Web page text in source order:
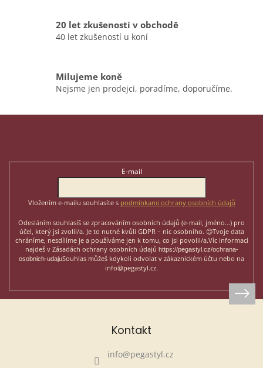
p
i
20 let zkušeností v obchodě
40 let zkušeností u koní
Milujeme koně
Nejsme jen prodejci, poradíme, doporučíme.
E-mail
Vložením e-mailu souhlasíte s podmínkami ochrany osobních údajů
Odesláním souhlasíš se zpracováním osobních údajů (e-mail, jméno...) pro
účel, který jsi zvolil/a. Je to nutné kvůli GDPR – nic osobního. 😊Tvoje data
chráníme, nesdílíme je a používáme jen k tomu, co jsi povolil/a.Víc informací
najdeš v Zásadách ochrany osobních údajů https://pegastyl.cz/ochrana-
osobnich-udajuSouhlas můžeš kdykoli odvolat v zákaznickém účtu nebo na
info@pegastyl.cz.
Kontakt
info@pegastyl.cz